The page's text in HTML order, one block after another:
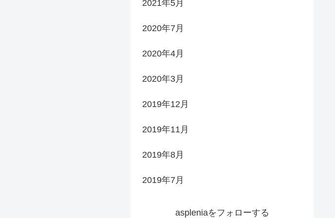
2021年5月
2020年7月
2020年4月
2020年3月
2019年12月
2019年11月
2019年8月
2019年7月
aspleniaをフォローする